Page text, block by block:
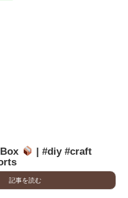
Box
| #diy #craft
記事を読む